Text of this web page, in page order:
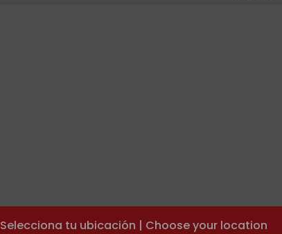
Selecciona tu ubicación | Choose your location